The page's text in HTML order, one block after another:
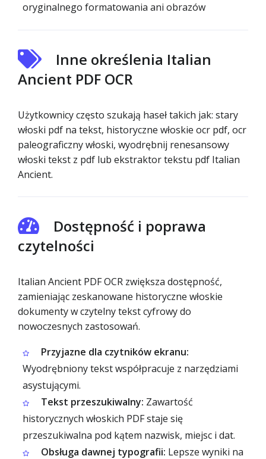
oryginalnego formatowania ani obrazów
Inne określenia Italian
Ancient PDF OCR
Użytkownicy często szukają haseł takich jak: stary
włoski pdf na tekst, historyczne włoskie ocr pdf, ocr
paleograficzny włoski, wyodrębnij renesansowy
włoski tekst z pdf lub ekstraktor tekstu pdf Italian
Ancient.
Dostępność i poprawa
czytelności
Italian Ancient PDF OCR zwiększa dostępność,
zamieniając zeskanowane historyczne włoskie
dokumenty w czytelny tekst cyfrowy do
nowoczesnych zastosowań.
Przyjazne dla czytników ekranu:
Wyodrębniony tekst współpracuje z narzędziami
asystującymi.
Tekst przeszukiwalny: Zawartość
historycznych włoskich PDF staje się
przeszukiwalna pod kątem nazwisk, miejsc i dat.
Obsługa dawnej typografii: Lepsze wyniki na